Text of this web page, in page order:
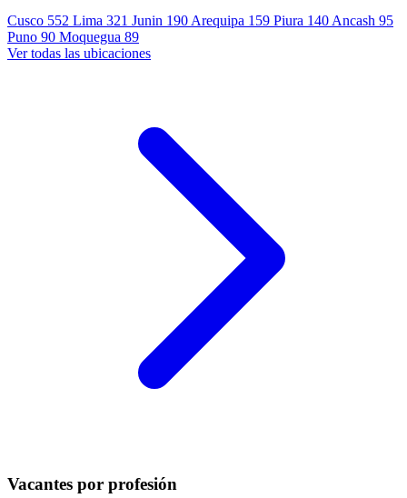
Cusco 552 Lima 321 Junin 190 Arequipa 159 Piura 140 Ancash 95
Puno 90 Moquegua 89
Ver todas las ubicaciones
Vacantes por profesión